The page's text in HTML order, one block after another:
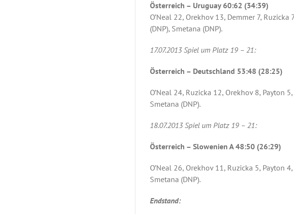
Österreich – Uruguay 60:62 (34:39)
O’Neal 22, Orekhov 13, Demmer 7,
(DNP), Smetana (DNP).
17.07.2013 Spiel um Platz 19 – 21:
Österreich – Deutschland 53:48 (28:25)
O’Neal 24, Ruzicka 12, Orekhov 8, Payton
Smetana (DNP).
18.07.2013 Spiel um Platz 19 – 21:
Österreich – Slowenien A 48:50 (26:29)
O’Neal 26, Orekhov 11, Ruzicka 5, Payton
Smetana (DNP).
Endstand: